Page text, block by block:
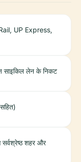
UP Express,
साइकिल लेन के निकट
शहर और